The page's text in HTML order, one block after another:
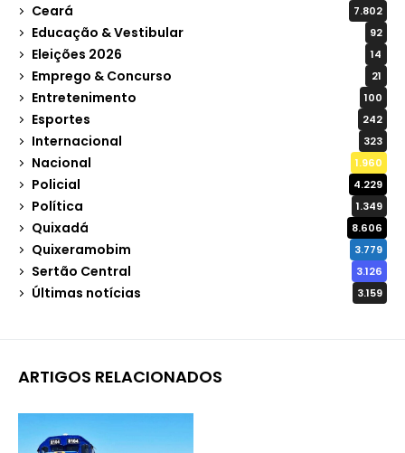
Ceará 7.802
Educação & Vestibular 92
Eleições 2026 14
Emprego & Concurso 21
Entretenimento 100
Esportes 242
Internacional 323
Nacional 1.960
Policial 4.229
Política 1.349
Quixadá 8.606
Quixeramobim 3.779
Sertão Central 3.126
Últimas notícias 3.159
ARTIGOS RELACIONADOS